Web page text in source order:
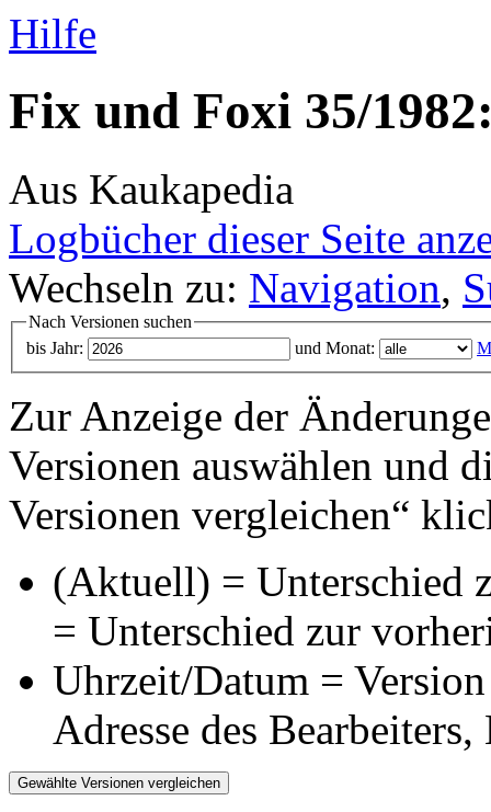
Hilfe
Fix und Foxi 35/
Aus Kaukapedia
Logbücher dieser Seite
Wechseln zu: Navigation,
Nach Versionen suchen
bis Jahr:
und Monat:
Zur Anzeige der
Versionen auswählen und
Versionen vergleichen“
(Aktuell) = Unterschied
= Unterschied zur
Uhrzeit/Datum =
Adresse des